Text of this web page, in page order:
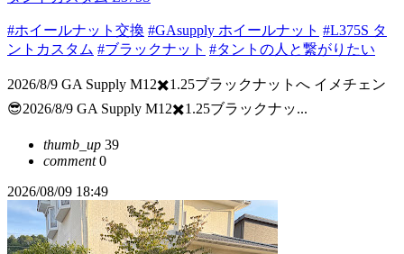
#ホイールナット交換 #GAsupply ホイールナット #L375S タ
ントカスタム #ブラックナット #タントの人と繋がりたい
2026/8/9 GA Supply M12✖️1.25ブラックナットへ イメチェン
😎2026/8/9 GA Supply M12✖️1.25ブラックナッ...
thumb_up 39
comment0
2026/08/09 18:49